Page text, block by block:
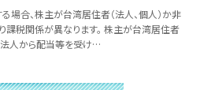
合、株主が台湾居住者（法人、個人）か非
課税関係が異なります。 株主が台湾居住者
法人から配当等を受け…